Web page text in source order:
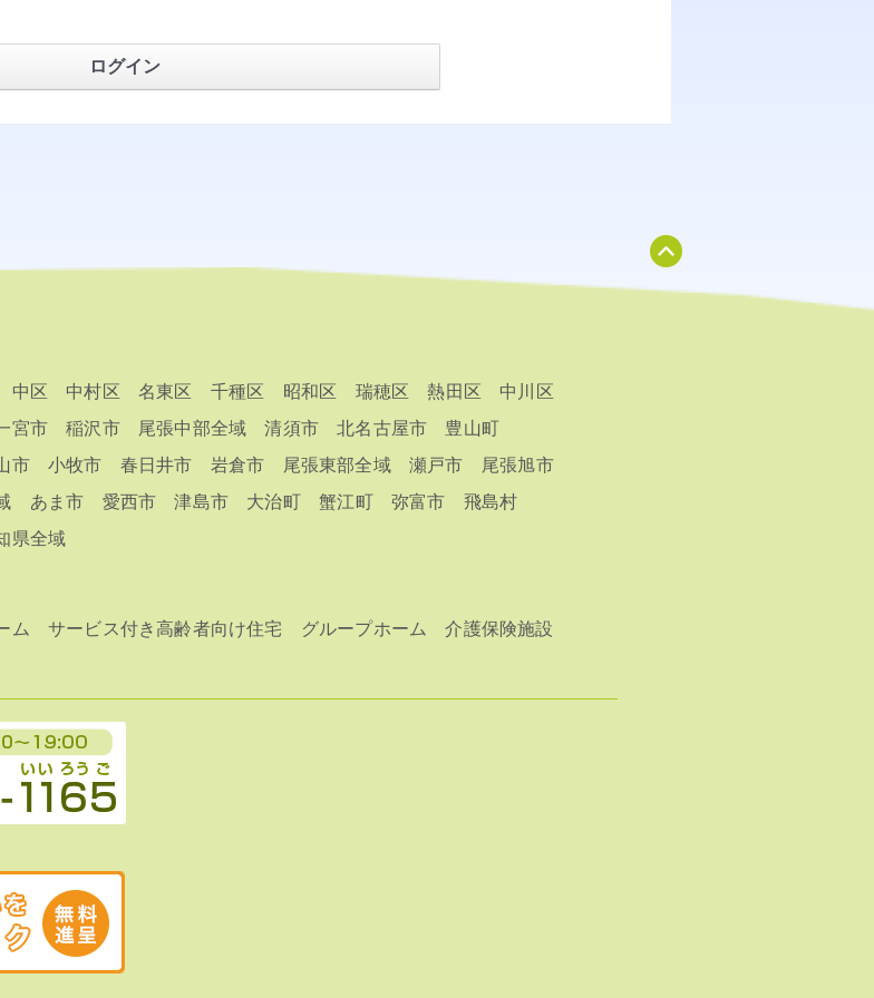
ログイン
中区 中村区 名東区 千種区 昭和区 瑞穂区 熱田区
中川区
宮市 稲沢市 尾張中部全域 清須市 北名古屋市
豊山町
市 小牧市 春日井市 岩倉市 尾張東部全域 瀬戸市
尾張旭市
あま市 愛西市 津島市 大治町 蟹江町 弥富市
飛島村
県全域
ム サービス付き高齢者向け住宅 グループホーム
介護保険施設